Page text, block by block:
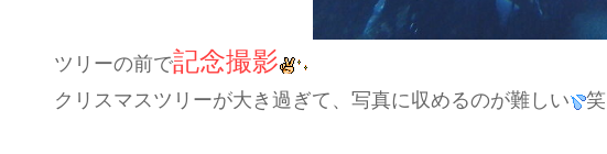
ツリーの前で記念撮影
クリスマスツリーが大き過ぎて、写真に収めるのが難しい 笑